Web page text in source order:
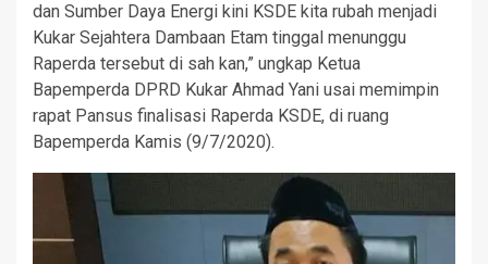
dan Sumber Daya Energi kini KSDE kita rubah menjadi
Kukar Sejahtera Dambaan Etam tinggal menunggu
Raperda tersebut di sah kan,” ungkap Ketua
Bapemperda DPRD Kukar Ahmad Yani usai memimpin
rapat Pansus finalisasi Raperda KSDE, di ruang
Bapemperda Kamis (9/7/2020).